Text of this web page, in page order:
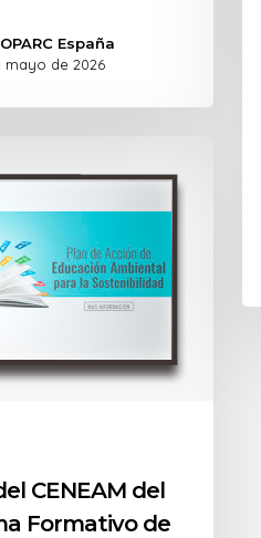
España
mayo de 2026
CENEAM del
Formativo de